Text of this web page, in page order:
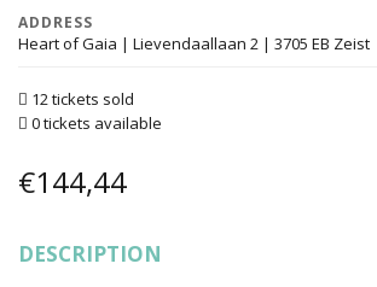
ADDRESS
Heart of Gaia | Lievendaallaan 2 | 3705 EB Zeist
12 tickets sold
0 tickets available
€144,44
DESCRIPTION